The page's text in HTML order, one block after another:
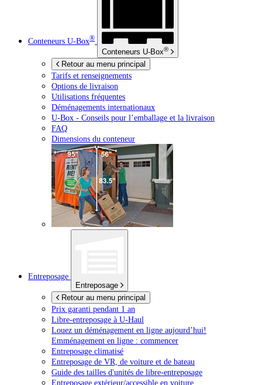
Conteneurs U-Box®
Conteneurs U-Box®
Retour au menu principal
Tarifs et renseignements
Options de livraison
Utilisations fréquentes
Déménagements internationaux
U-Box - Conseils pour l’emballage et la livraison
FAQ
Dimensions du conteneur
Entreposage
Entreposage
Retour au menu principal
Prix garanti pendant 1 an
Libre-entreposage à U-Haul
Louez un déménagement en ligne aujourd’hui!
Emménagement en ligne : commencer
Entreposage climatisé
Entreposage de VR, de voiture et de bateau
Guide des tailles d'unités de libre-entreposage
Entreposage extérieur/accessible en voiture